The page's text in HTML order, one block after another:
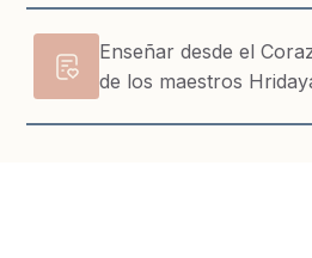
Enseñar desde el
de los maestros